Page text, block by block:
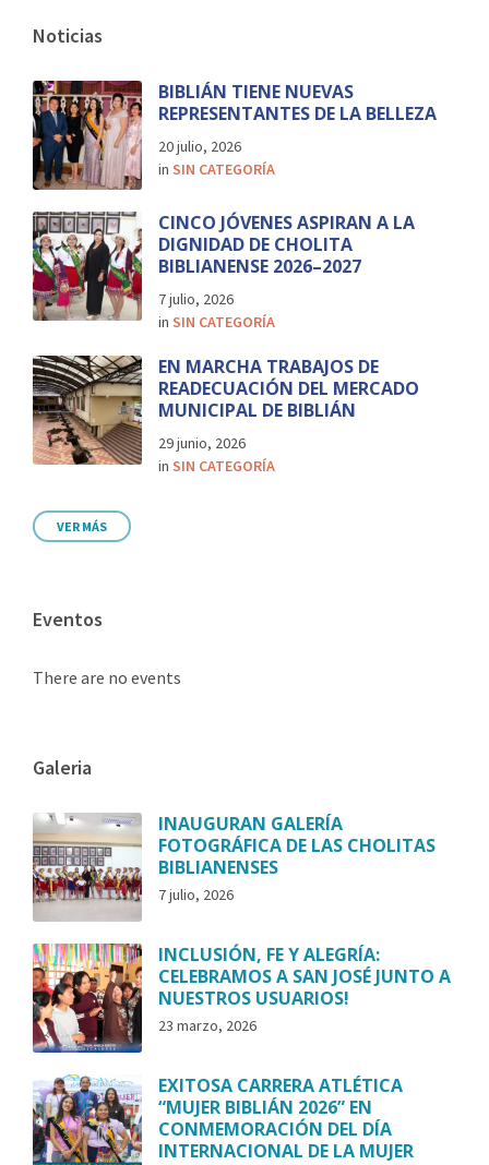
Noticias
BIBLIÁN TIENE NUEVAS
REPRESENTANTES DE LA BELLEZA
20 julio, 2026
in SIN CATEGORÍA
CINCO JÓVENES ASPIRAN A LA
DIGNIDAD DE CHOLITA
BIBLIANENSE 2026–2027
7 julio, 2026
in SIN CATEGORÍA
EN MARCHA TRABAJOS DE
READECUACIÓN DEL MERCADO
MUNICIPAL DE BIBLIÁN
29 junio, 2026
in SIN CATEGORÍA
VER MÁS
Eventos
There are no events
Galeria
INAUGURAN GALERÍA
FOTOGRÁFICA DE LAS CHOLITAS
BIBLIANENSES
7 julio, 2026
INCLUSIÓN, FE Y ALEGRÍA:
CELEBRAMOS A SAN JOSÉ JUNTO A
NUESTROS USUARIOS!
23 marzo, 2026
EXITOSA CARRERA ATLÉTICA
“MUJER BIBLIÁN 2026” EN
CONMEMORACIÓN DEL DÍA
INTERNACIONAL DE LA MUJER